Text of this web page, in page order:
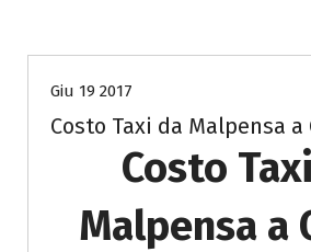
Giu 19 2017
Costo Taxi da Malpensa a
Costo
Malpensa a